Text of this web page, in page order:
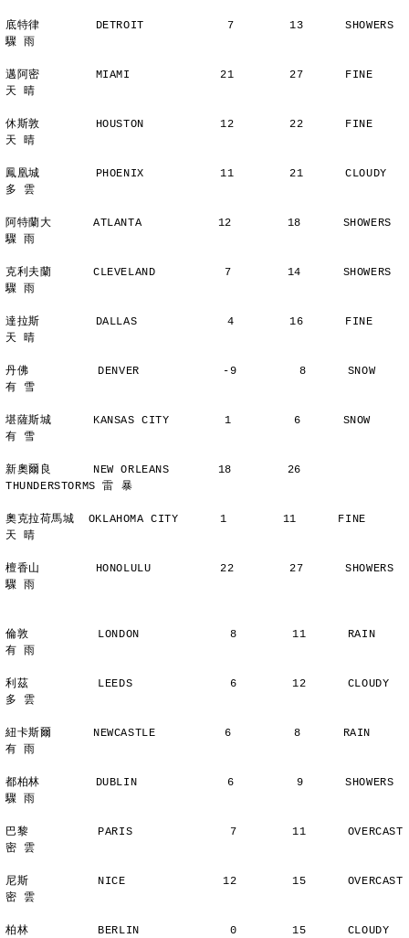
底特律        DETROIT            7        13      SHOWERS
驟 雨
邁阿密        MIAMI             21        27      FINE
天 晴
休斯敦        HOUSTON           12        22      FINE
天 晴
鳳凰城        PHOENIX           11        21      CLOUDY
多 雲
阿特蘭大      ATLANTA           12        18      SHOWERS
驟 雨
克利夫蘭      CLEVELAND          7        14      SHOWERS
驟 雨
達拉斯        DALLAS             4        16      FINE
天 晴
丹佛          DENVER            -9         8      SNOW
有 雪
堪薩斯城      KANSAS CITY        1         6      SNOW
有 雪
新奧爾良      NEW ORLEANS       18        26
THUNDERSTORMS 雷 暴
奧克拉荷馬城  OKLAHOMA CITY      1        11      FINE
天 晴
檀香山        HONOLULU          22        27      SHOWERS
驟 雨
倫敦          LONDON             8        11      RAIN
有 雨
利茲          LEEDS              6        12      CLOUDY
多 雲
紐卡斯爾      NEWCASTLE          6         8      RAIN
有 雨
都柏林        DUBLIN             6         9      SHOWERS
驟 雨
巴黎          PARIS              7        11      OVERCAST
密 雲
尼斯          NICE              12        15      OVERCAST
密 雲
柏林          BERLIN             0        15      CLOUDY